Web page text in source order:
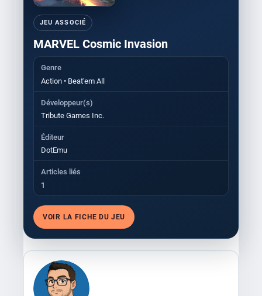
JEU ASSOCIÉ
MARVEL Cosmic Invasion
Genre
Action • Beat'em All
Développeur(s)
Tribute Games Inc.
Éditeur
DotEmu
Articles liés
1
VOIR LA FICHE DU JEU